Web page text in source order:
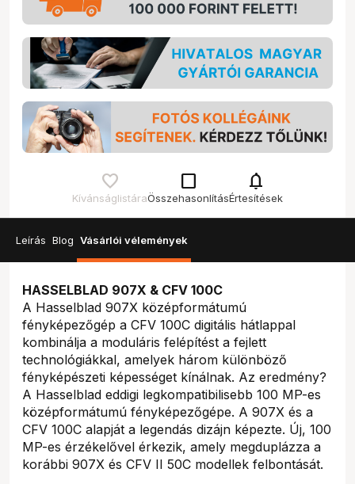
Kívánságlistára
check_box_outline_blank
Összehasonlítás
notifications
Értesítések
Leírás Blog Vásárlói vélemények
HASSELBLAD 907X & CFV 100C
A Hasselblad 907X középformátumú
fényképezőgép a CFV 100C digitális hátlappal
kombinálja a moduláris felépítést a fejlett
technológiákkal, amelyek három különböző
fényképészeti képességet kínálnak. Az eredmény?
A Hasselblad eddigi legkompatibilisebb 100 MP-es
középformátumú fényképezőgépe. A 907X és a
CFV 100C alapját a legendás dizájn képezte. Új, 100
MP-es érzékelővel érkezik, amely megduplázza a
korábbi 907X és CFV II 50C modellek felbontását.